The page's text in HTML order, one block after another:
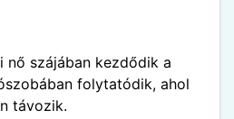
nő szájában kezdődik a
folytatódik, ahol
távozik.